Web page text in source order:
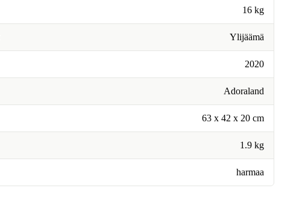
16 kg
Ylijäämä
2020
Adoraland
63 x 42 x 20 cm
1.9 kg
harmaa